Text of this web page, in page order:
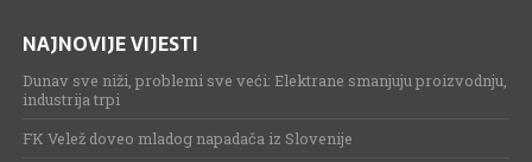
NAJNOVIJE VIJESTI
Dunav sve niži, problemi sve veći: Elektrane smanjuju proizvodnju,
industrija trpi
FK Velež doveo mladog napadača iz Slovenije